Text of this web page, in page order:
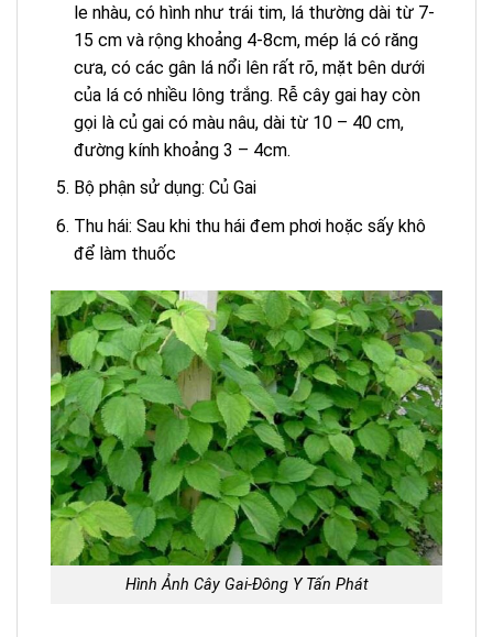
le nhàu, có hình như trái tim, lá thường dài từ 7-
15 cm và rộng khoảng 4-8cm, mép lá có răng
cưa, có các gân lá nổi lên rất rõ, mặt bên dưới
của lá có nhiều lông trắng. Rễ cây gai hay còn
gọi là củ gai có màu nâu, dài từ 10 – 40 cm,
đường kính khoảng 3 – 4cm.
Bộ phận sử dụng: Củ Gai
Thu hái: Sau khi thu hái đem phơi hoặc sấy khô
để làm thuốc
Hình Ảnh Cây Gai-Đông Y Tấn Phát